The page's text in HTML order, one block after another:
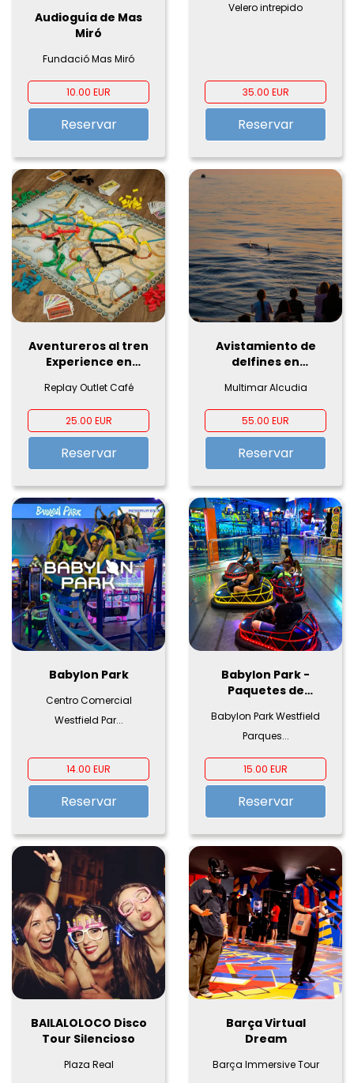
Audioguía de Mas
Miró
Fundació Mas Miró
10.00 EUR
Reservar
de Estepona
Velero intrepido
35.00 EUR
Reservar
Aventureros al tren
Experience en
Replay Outlet Café
25.00 EUR
Reservar
Avistamiento de
delfines en
Mallorca
Multimar Alcudia
55.00 EUR
Reservar
Babylon Park
Centro Comercial
Westfield Par...
14.00 EUR
Reservar
Babylon Park -
Paquetes de
Babylon Park Westfield
Parques...
15.00 EUR
Reservar
BAILALOLOCO Disco
Tour Silencioso
Plaza Real
Barça Virtual
Dream
Barça Immersive Tour